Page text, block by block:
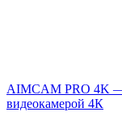
AIMCAM PRO 4K —
видеокамерой 4К